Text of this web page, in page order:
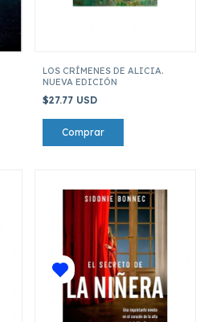
LOS CRÍMENES DE ALICIA.
NUEVA EDICIÓN
$27.77 USD